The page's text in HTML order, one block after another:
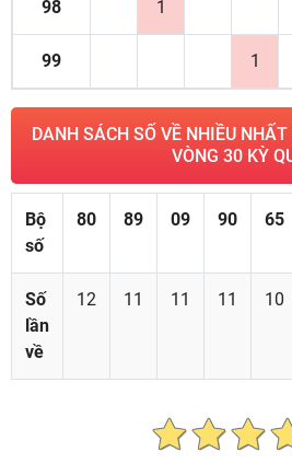
98 1
99 1
DANH SÁCH SỐ VỀ NHIỀU
VÒNG 30 KỲ
Bộ
số
80 89 09 90 65
Số
lần
về
12 11 11 11 10